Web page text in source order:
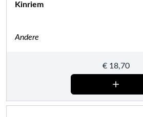
Kinriem
Andere
€18,70